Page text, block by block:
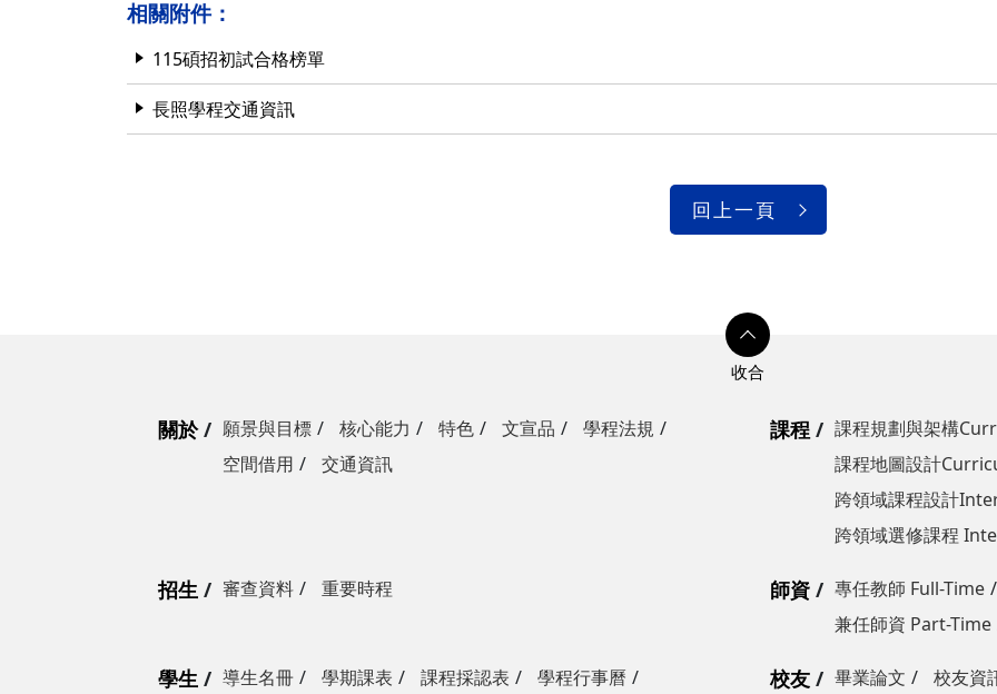
相關附件：
115碩招初試合格榜單
長照學程交通資訊
回上一頁
關於 願景與目標 核心能力 特色 文宣品
學程法規
空間借用
交通資訊
課程
課程規劃與架構
課程地圖設計
跨領域課程設計
跨領域選修課程
招生 審查資料 重要時程 師資 專任教師 Full-Time
兼任師資 Part-Time
學生 導生名冊 學期課表 課程採認表
學程行事曆
校友 畢業論文 校友資